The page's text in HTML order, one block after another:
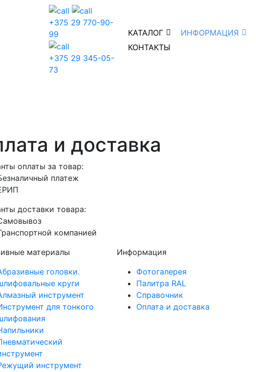
+375 29 770-90-
99
+375 29 345-05-
73
КАТАЛОГ
ИНФОРМАЦИЯ
КОНТАКТЫ
и доставка
оплаты за товар:
платеж
доставки товара:
компанией
материалы
головки.
круги
инструмент
для тонкого
инструмент
Информация
Фотогалерея
Палитра RAL
Справочник
Оплата и доставка